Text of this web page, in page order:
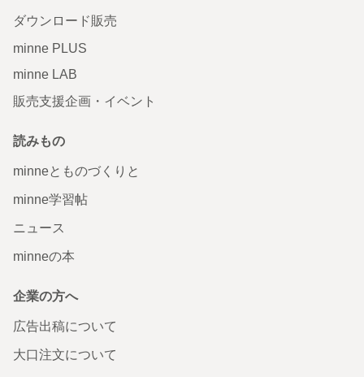
ダウンロード販売
minne PLUS
minne LAB
販売支援企画・イベント
読みもの
minneとものづくりと
minne学習帖
ニュース
minneの本
企業の方へ
広告出稿について
大口注文について